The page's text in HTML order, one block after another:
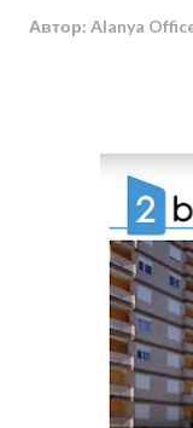
Автор: Alanya